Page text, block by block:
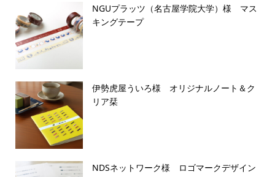
NGUプラッツ（名古屋学院大学）様 マス
キングテープ
伊勢虎屋ういろ様 オリジナルノート＆ク
リア栞
NDSネットワーク様 ロゴマークデザイン